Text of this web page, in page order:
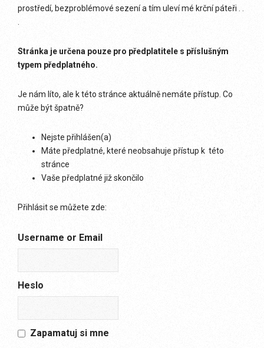
prostředí, bezproblémové sezení a tím uleví mé krční páteři . .
Stránka je určena pouze pro předplatitele s příslušným
typem předplatného.
Je nám líto, ale k této stránce aktuálně nemáte přístup. Co
může být špatně?
Nejste přihlášen(a)
Máte předplatné, které neobsahuje přístup k této
stránce
Vaše předplatné již skončilo
Přihlásit se můžete zde:
Username or Email
Heslo
Zapamatuj si mne